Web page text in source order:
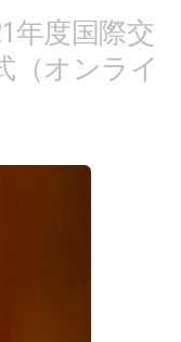
年度国際交
（オンライ